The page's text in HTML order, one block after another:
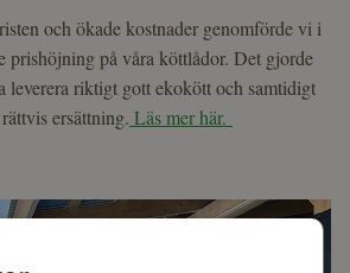
och ökade kostnader genomförde vi i
prishöjning på våra köttlådor. Det gjorde
leverera riktigt gott ekokött och samtidigt
ersättning. Läs mer här.